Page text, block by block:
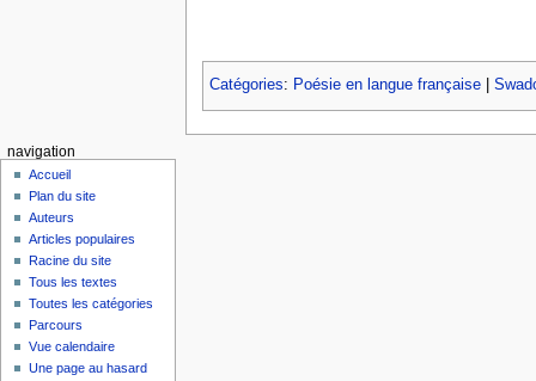
Catégories: Poésie en langue française|
navigation
Accueil
Plan du site
Auteurs
Articles populaires
Racine du site
Tous les textes
Toutes les catégories
Parcours
Vue calendaire
Une page au hasard